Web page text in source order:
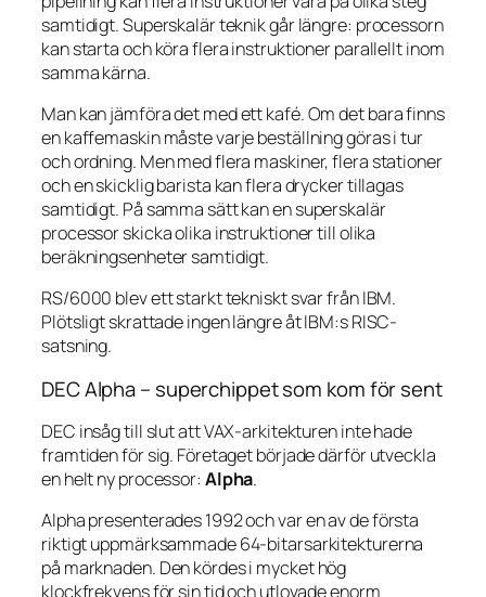
samtidigt. Superskalär teknik går längre: processorn
kan starta och köra flera instruktioner parallellt inom
samma kärna.
Man kan jämföra det med ett kafé. Om det bara finns
en kaffemaskin måste varje beställning göras i tur
och ordning. Men med flera maskiner, flera stationer
och en skicklig barista kan flera drycker tillagas
samtidigt. På samma sätt kan en superskalär
processor skicka olika instruktioner till olika
beräkningsenheter samtidigt.
RS/6000 blev ett starkt tekniskt svar från IBM.
Plötsligt skrattade ingen längre åt IBM:s RISC-
satsning.
DEC Alpha – superchippet som kom för sent
DEC insåg till slut att VAX-arkitekturen inte hade
framtiden för sig. Företaget började därför utveckla
en helt ny processor: Alpha.
Alpha presenterades 1992 och var en av de första
riktigt uppmärksammade 64-bitarsarkitekturerna
på marknaden. Den kördes i mycket hög
klockfrekvens för sin tid och utlovade enorm